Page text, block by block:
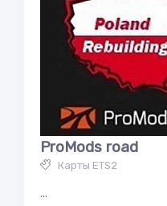
ProMods road
Карты ETS2
...